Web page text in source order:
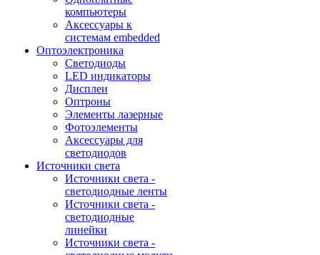
компьютеры
Аксессуары к
системам embedded
Oптоэлектроника
Светодиоды
LED индикаторы
Дисплеи
Оптроны
Элементы лазерные
Фотоэлементы
Аксессуары для
светодиодов
Источники света
Источники света -
светодиодные ленты
Источники света -
светодиодные
линейки
Источники света -